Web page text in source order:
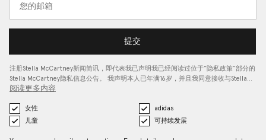
提交
注册Stella McCartney新闻简讯，即代表我已声明我已经阅读过位于“隐私政策”部分的
Stella McCartney隐私信息公告。 我声明本人已年满16岁，并且我同意接收与Stella…
阅读更多内容
女性
adidas
儿童
可持续发展